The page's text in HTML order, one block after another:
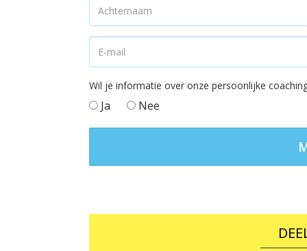
Wil je informatie over onze persoonlijke
Ja Nee